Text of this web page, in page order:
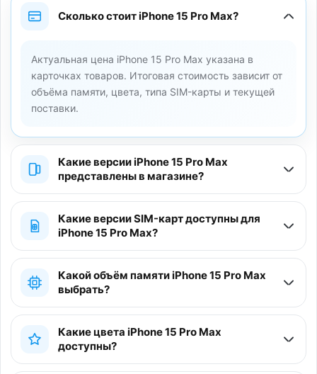
Сколько стоит iPhone 15 Pro Max?
Актуальная цена iPhone 15 Pro Max указана в
карточках товаров. Итоговая стоимость зависит от
объёма памяти, цвета, типа SIM-карты и текущей
поставки.
Какие версии iPhone 15 Pro Max
представлены в магазине?
Какие версии SIM-карт доступны для
iPhone 15 Pro Max?
Какой объём памяти iPhone 15 Pro Max
выбрать?
Какие цвета iPhone 15 Pro Max
доступны?